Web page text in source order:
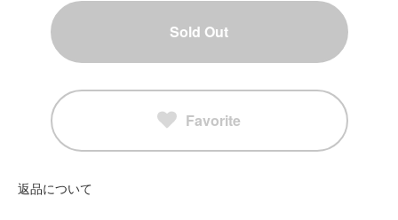
Sold Out
Favorite
返品について